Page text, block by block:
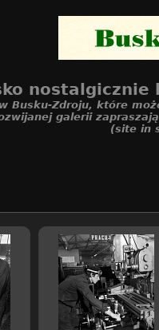
nostalgicznie
Busku-Zdroju, które
galerii
(site in